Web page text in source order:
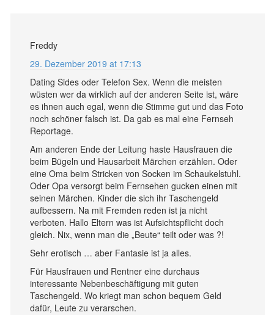
Freddy
29. Dezember 2019 at 17:13
Dating Sides oder Telefon Sex. Wenn die meisten
wüsten wer da wirklich auf der anderen Seite ist, wäre
es ihnen auch egal, wenn die Stimme gut und das Foto
noch schöner falsch ist. Da gab es mal eine Fernseh
Reportage.
Am anderen Ende der Leitung haste Hausfrauen die
beim Bügeln und Hausarbeit Märchen erzählen. Oder
eine Oma beim Stricken von Socken im Schaukelstuhl.
Oder Opa versorgt beim Fernsehen gucken einen mit
seinen Märchen. Kinder die sich ihr Taschengeld
aufbessern. Na mit Fremden reden ist ja nicht
verboten. Hallo Eltern was ist Aufsichtspflicht doch
gleich. Nix, wenn man die „Beute“ teilt oder was ?!
Sehr erotisch … aber Fantasie ist ja alles.
Für Hausfrauen und Rentner eine durchaus
interessante Nebenbeschäftigung mit guten
Taschengeld. Wo kriegt man schon bequem Geld
dafür, Leute zu verarschen.